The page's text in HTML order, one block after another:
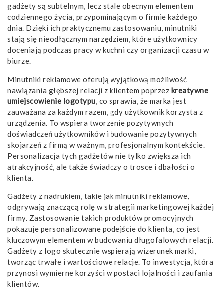
gadżety są subtelnym, lecz stale obecnym elementem
codziennego życia, przypominającym o firmie każdego
dnia. Dzięki ich praktycznemu zastosowaniu, minutniki
stają się nieodłącznym narzędziem, które użytkownicy
doceniają podczas pracy w kuchni czy organizacji czasu w
biurze.
Minutniki reklamowe oferują wyjątkową możliwość
nawiązania głębszej relacji z klientem poprzez kreatywne
umiejscowienie logotypu, co sprawia, że marka jest
zauważana za każdym razem, gdy użytkownik korzysta z
urządzenia. To wspiera tworzenie pozytywnych
doświadczeń użytkowników i budowanie pozytywnych
skojarzeń z firmą w ważnym, profesjonalnym kontekście.
Personalizacja tych gadżetów nie tylko zwiększa ich
atrakcyjność, ale także świadczy o trosce i dbałości o
klienta.
Gadżety z nadrukiem, takie jak minutniki reklamowe,
odgrywają znaczącą rolę w strategii marketingowej każdej
firmy. Zastosowanie takich produktów promocyjnych
pokazuje personalizowane podejście do klienta, co jest
kluczowym elementem w budowaniu długofalowych relacji.
Gadżety z logo skutecznie wspierają wizerunek marki,
tworząc trwałe i wartościowe relacje. To inwestycja, która
przynosi wymierne korzyści w postaci lojalności i zaufania
klientów.